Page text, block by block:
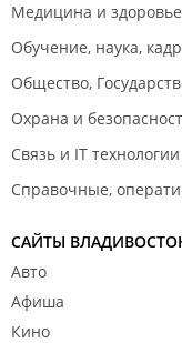
Медицина и здоровье
Обучение, наука,
Общество,
Охрана и
Связь и IT технологии
Справочные,
САЙТЫ
Авто
Афиша
Кино